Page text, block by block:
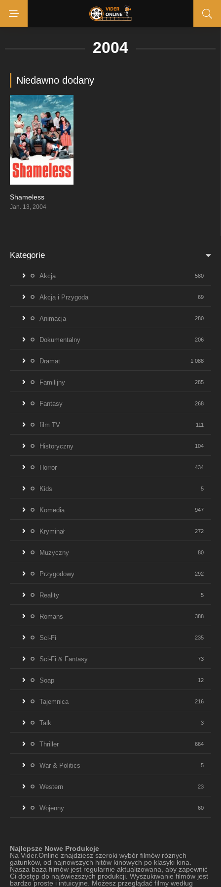
2004
Niedawno dodany
Shameless
Jan. 13, 2004
Kategorie
Akcja 580
Akcja i Przygoda 69
Animacja 280
Dokumentalny 206
Dramat 1 088
Familijny 285
Fantasy 268
film TV 111
Historyczny 104
Horror 434
Kids 5
Komedia 947
Kryminał 272
Muzyczny 80
Przygodowy 292
Reality 5
Romans 388
Sci-Fi 235
Sci-Fi & Fantasy 73
Soap 12
Tajemnica 216
Talk 3
Thriller 664
War & Politics 5
Western 23
Wojenny 60
Najlepsze Nowe Produkcje
Na Vider.Online znajdziesz szeroki wybór filmów różnych
gatunków, od najnowszych hitów kinowych po klasyki kina.
Nasza baza filmów jest regularnie aktualizowana, aby zapewnić
Ci dostęp do najświeższych produkcji. Wyszukiwanie filmów jest
bardzo proste i intuicyjne. Możesz przeglądać filmy według